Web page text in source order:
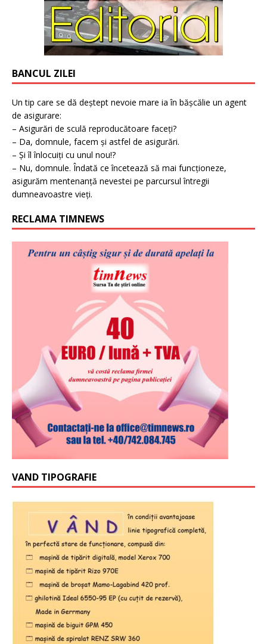
BANCUL ZILEI
Un tip care se dă deștept nevoie mare ia în bășcălie un agent
de asigurare:
– Asigurări de sculă reproducătoare faceți?
– Da, domnule, facem și astfel de asigurări.
– Și îl înlocuiți cu unul nou!?
– Nu, domnule. Îndată ce încetează să mai funcționeze,
asigurăm mentenanță nevestei pe parcursul întregii
dumneavoastre vieți.
RECLAMA TIMNEWS
VAND TIPOGRAFIE